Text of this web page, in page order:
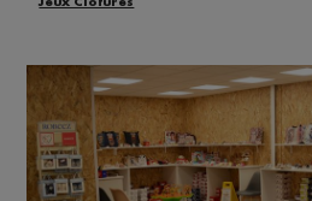
Jeux Cloturés